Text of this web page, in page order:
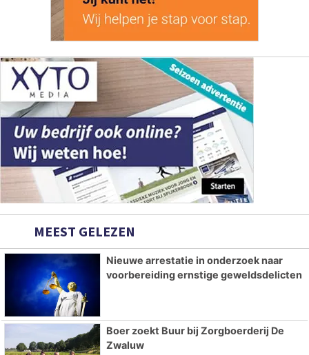
MEEST GELEZEN
Nieuwe arrestatie in onderzoek naar
voorbereiding ernstige geweldsdelicten
Boer zoekt Buur bij Zorgboerderij De
Zwaluw